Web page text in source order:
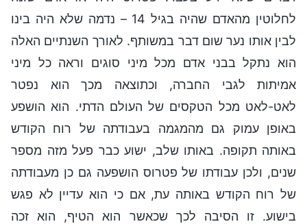
לחלוטין מהאדם שהיה בגיל 14 – נדמה שלא היה בינו
לבין אותו נער שום דבר במשותף. לאורך השנתיים האלה
הוא נתקל בבני אדם מכל מיני סוגים וראה כל מיני
אמיתות לגבי החברה, וכתוצאה מכך הוא נפטר
לאט-לאט מכל הטקסים של העולם הדתי. הוא הושפע
באופן עמוק גם מהמגמה בעבודתה של רוח הקודש
באותה תקופה. באותו שלב, ישוע כבר פעל מזה מספר
שנים, ולכן עבודתו של פטרוס הושפעה גם כן מעבודתה
של רוח הקודש באותה עת, אם כי הוא עדיין לא פגש
בישוע. זו הסיבה לכך שכאשר הוא הטיף, הוא זכה